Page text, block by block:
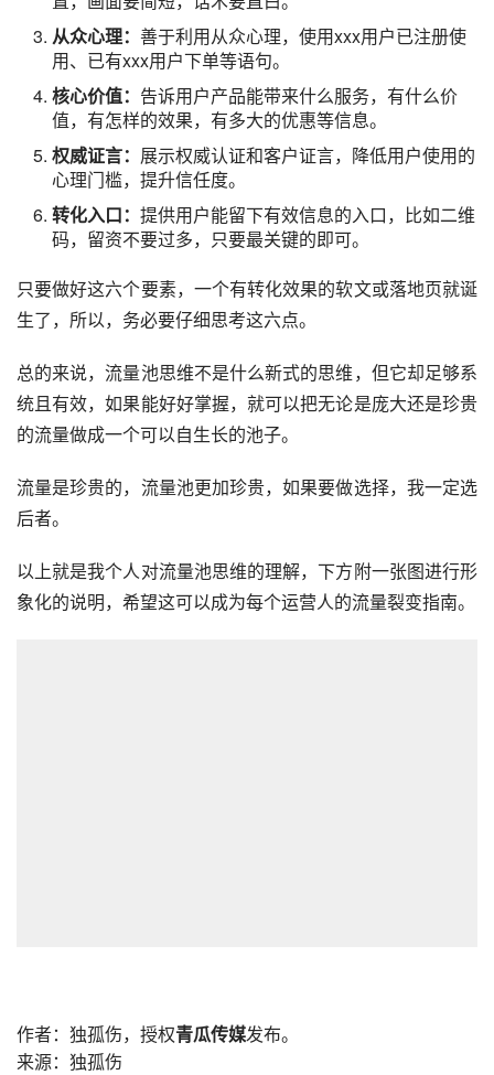
从众心理： 善于利用从众心理，使用xxx用户已注册使
用、已有xxx用户下单等语句。
核心价值： 告诉用户产品能带来什么服务，有什么价
值，有怎样的效果，有多大的优惠等信息。
权威证言： 展示权威认证和客户证言，降低用户使用的
心理门槛，提升信任度。
转化入口： 提供用户能留下有效信息的入口，比如二维
码，留资不要过多，只要最关键的即可。
只要做好这六个要素，一个有转化效果的软文或落地页就诞
生了，所以，务必要仔细思考这六点。
总的来说，流量池思维不是什么新式的思维，但它却足够系
统且有效，如果能好好掌握，就可以把无论是庞大还是珍贵
的流量做成一个可以自生长的池子。
流量是珍贵的，流量池更加珍贵，如果要做选择，我一定选
后者。
以上就是我个人对流量池思维的理解，下方附一张图进行形
象化的说明，希望这可以成为每个运营人的流量裂变指南。
作者：独孤伤，授权青瓜传媒发布。
来源： 独孤伤